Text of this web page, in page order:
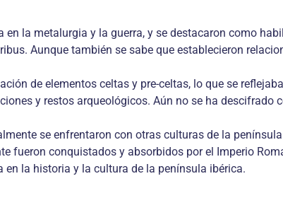
en la metalurgia y la guerra, y se destacaron como
Aunque también se sabe que establecieron
de elementos celtas y pre-celtas, lo que se
y restos arqueológicos. Aún no se ha descifrado
se enfrentaron con otras culturas de la
fueron conquistados y absorbidos por el Imperio
la historia y la cultura de la península ibérica.